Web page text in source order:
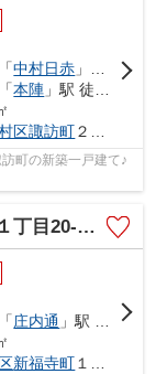
「中村日赤 」駅 徒歩18分
「本陣 」駅 徒歩18分
区諏訪町２丁目5
の新築一戸建て♪
】新築一戸建て
「庄内通 」駅 徒歩7分
新福寺町 １丁目20-3